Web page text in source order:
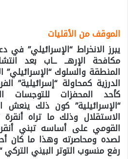
الموقف من الأقليات
يبرز الانخراط “الإسرائيلي” في
مكافحة الإرهــ ــاب بعد
المنطقة والسلوك “الإسرائيلي”
الدرزية كمحاولة “إسرائيلية”
كأحد المحفزات للتوجسات
“الإسرائيلية” كون ذلك
الاستقلال وذلك ما تراه
القومي على أساسه تبني
لصده ومحاصرته وهذا ما كان
رفع منسوب التوتر البيني التركي